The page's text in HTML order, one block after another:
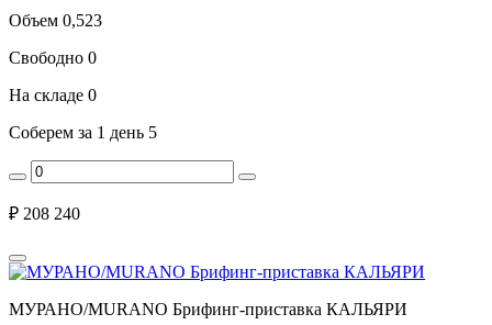
Объем 0,523
Свободно 0
На складе 0
Соберем за 1 день 5
₽ 208 240
МУРАНО/MURANO Брифинг-приставка КАЛЬЯРИ